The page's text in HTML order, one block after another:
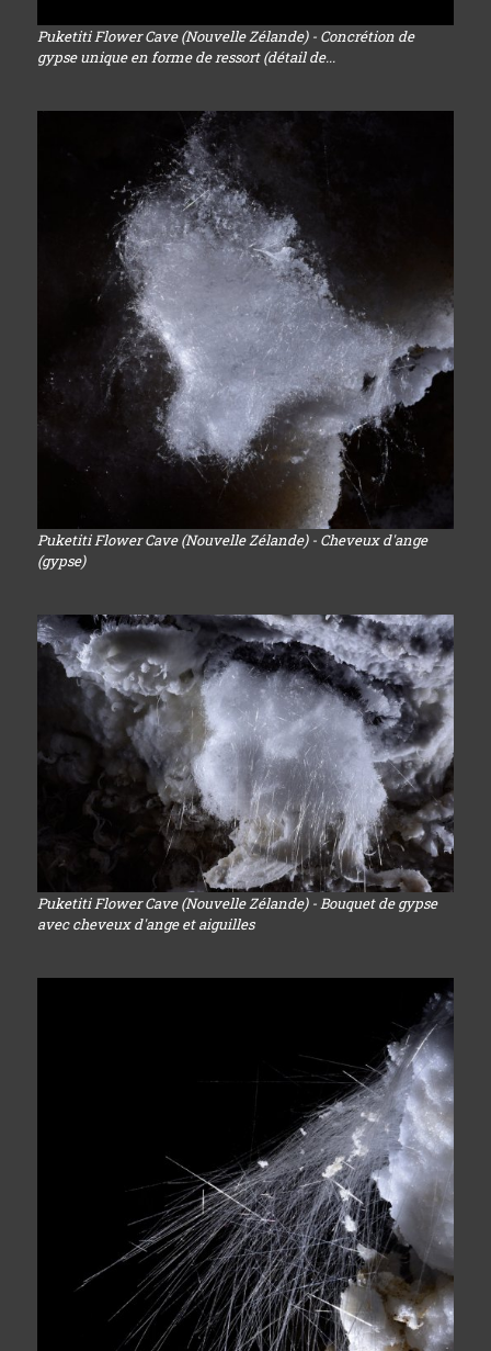
Puketiti Flower Cave (Nouvelle Zélande) - Concrétion de
gypse unique en forme de ressort (détail de...
Puketiti Flower Cave (Nouvelle Zélande) - Cheveux d'ange
(gypse)
Puketiti Flower Cave (Nouvelle Zélande) - Bouquet de gypse
avec cheveux d'ange et aiguilles